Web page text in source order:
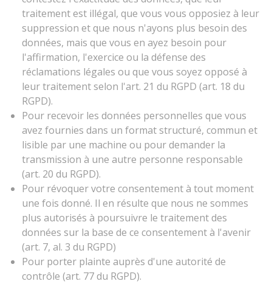
traitement est illégal, que vous vous opposiez à leur
suppression et que nous n'ayons plus besoin des
données, mais que vous en ayez besoin pour
l'affirmation, l'exercice ou la défense des
réclamations légales ou que vous soyez opposé à
leur traitement selon l'art. 21 du RGPD (art. 18 du
RGPD).
Pour recevoir les données personnelles que vous
avez fournies dans un format structuré, commun et
lisible par une machine ou pour demander la
transmission à une autre personne responsable
(art. 20 du RGPD).
Pour révoquer votre consentement à tout moment
une fois donné. Il en résulte que nous ne sommes
plus autorisés à poursuivre le traitement des
données sur la base de ce consentement à l'avenir
(art. 7, al. 3 du RGPD)
Pour porter plainte auprès d'une autorité de
contrôle (art. 77 du RGPD).